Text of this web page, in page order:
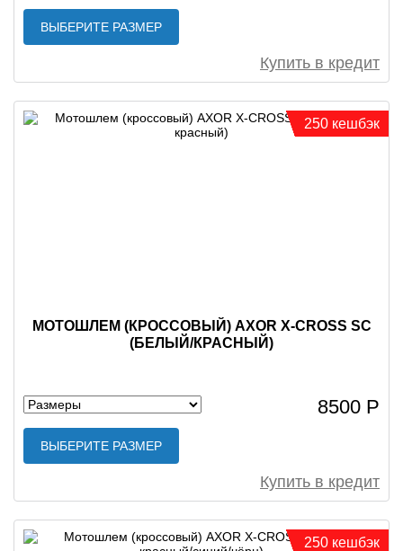
ВЫБЕРИТЕ РАЗМЕР
Купить в кредит
МОТОШЛЕМ (КРОССОВЫЙ) AXOR X-CROSS SC
(БЕЛЫЙ/КРАСНЫЙ)
8500 Р
ВЫБЕРИТЕ РАЗМЕР
Купить в кредит
250 кешбэк
250 кешбэк